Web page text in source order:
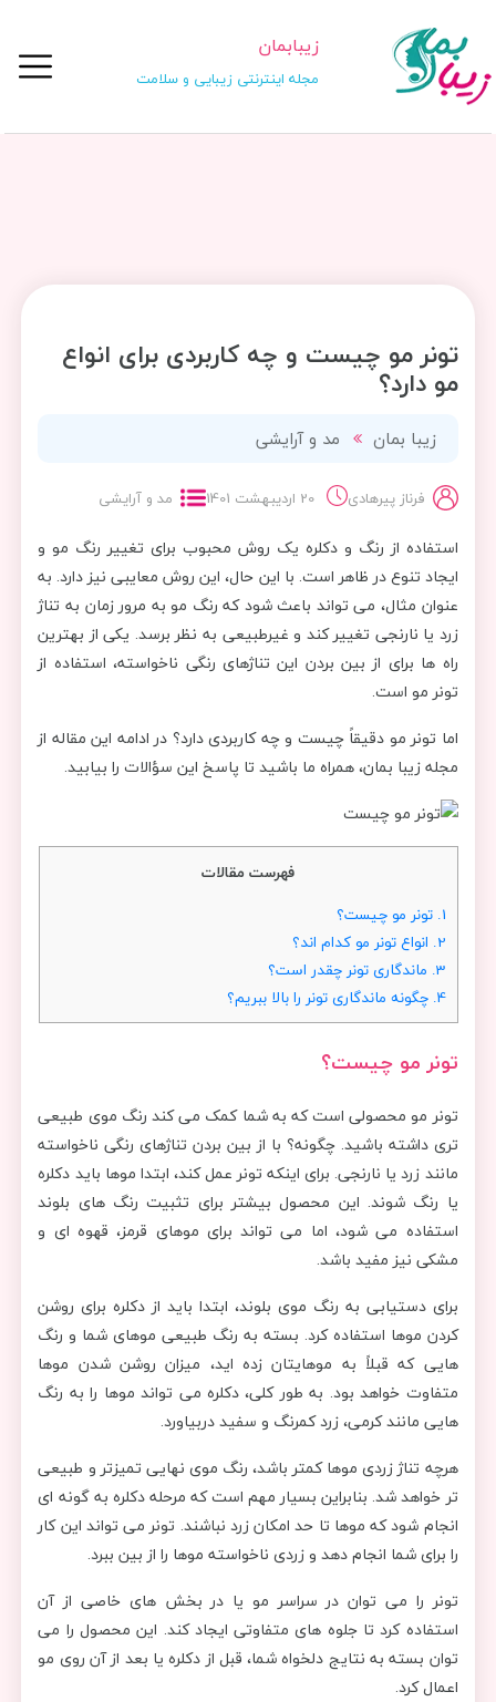
زیبابمان
مجله اینترنتی زیبایی و سلامت
تونر مو چیست و چه کاربردی برای انواع
مو دارد؟
زیبا بمان مد و آرایشی
فرناز پیرهادی 20 اردیبهشت 1401 مد و آرایشی
استفاده از رنگ و دکلره یک روش محبوب برای تغییر رنگ مو و
ایجاد تنوع در ظاهر است. با این حال، این روش معایبی نیز دارد. به
عنوان مثال، می تواند باعث شود که رنگ مو به مرور زمان به تناژ
زرد یا نارنجی تغییر کند و غیرطبیعی به نظر برسد. یکی از بهترین
راه ها برای از بین بردن این تناژهای رنگی ناخواسته، استفاده از
تونر مو است.
اما تونر مو دقیقاً چیست و چه کاربردی دارد؟ در ادامه این مقاله از
مجله زیبا بمان، همراه ما باشید تا پاسخ این سؤالات را بیابید.
فهرست مقالات
1. تونر مو چیست؟
2. انواع تونر مو کدام اند؟
3. ماندگاری تونر چقدر است؟
4. چگونه ماندگاری تونر را بالا ببریم؟
تونر مو چیست؟
تونر مو محصولی است که به شما کمک می کند رنگ موی طبیعی
تری داشته باشید. چگونه؟ با از بین بردن تناژهای رنگی ناخواسته
مانند زرد یا نارنجی. برای اینکه تونر عمل کند، ابتدا موها باید دکلره
یا رنگ شوند. این محصول بیشتر برای تثبیت رنگ های بلوند
استفاده می شود، اما می تواند برای موهای قرمز، قهوه ای و
مشکی نیز مفید باشد.
برای دستیابی به رنگ موی بلوند، ابتدا باید از دکلره برای روشن
کردن موها استفاده کرد. بسته به رنگ طبیعی موهای شما و رنگ
هایی که قبلاً به موهایتان زده اید، میزان روشن شدن موها
متفاوت خواهد بود. به طور کلی، دکلره می تواند موها را به رنگ
هایی مانند کرمی، زرد کمرنگ و سفید دربیاورد.
هرچه تناژ زردی موها کمتر باشد، رنگ موی نهایی تمیزتر و طبیعی
تر خواهد شد. بنابراین بسیار مهم است که مرحله دکلره به گونه ای
انجام شود که موها تا حد امکان زرد نباشند. تونر می تواند این کار
را برای شما انجام دهد و زردی ناخواسته موها را از بین ببرد.
تونر را می ‌توان در سراسر مو یا در بخش های خاصی از آن
استفاده کرد تا جلوه ‌های متفاوتی ایجاد کند. این محصول را می
توان بسته به نتایج دلخواه شما، قبل از دکلره یا بعد از آن روی مو
اعمال کرد.